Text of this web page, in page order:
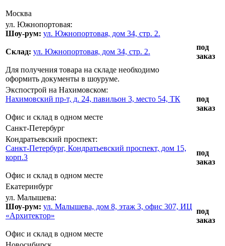
Москва
ул. Южнопортовая:
Шоу-рум: ул. Южнопортовая, дом 34, стр. 2.
Склад: ул. Южнопортовая, дом 34, стр. 2.
Для получения товара на складе необходимо
оформить документы в шоуруме.
под
заказ
Экспострой на Нахимовском:
Нахимовский пр-т, д. 24, павильон 3, место 54, ТК
Офис и склад в одном месте
под
заказ
Санкт-Петербург
Кондратьевский проспект:
Санкт-Петербург, Кондратьевский проспект, дом 15,
корп.3
Офис и склад в одном месте
под
заказ
Екатеринбург
ул. Малышева:
Шоу-рум: ул. Малышева, дом 8, этаж 3, офис 307, ИЦ
«Архитектор»
Офис и склад в одном месте
под
заказ